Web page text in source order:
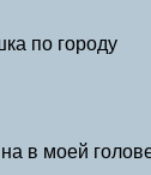
по городу
в моей